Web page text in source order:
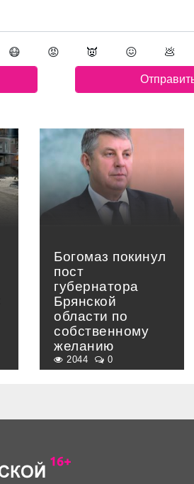
😷 😡 👿 😖 💩
Богомаз покинул
пост
губернатора
Брянской
области по
собственному
желанию
2044 0